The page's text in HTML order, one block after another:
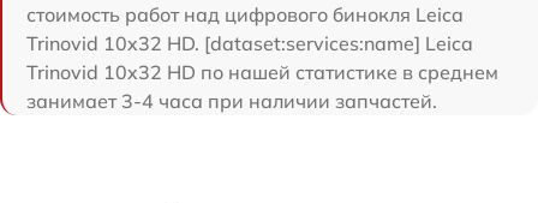
стоимость работ над цифрового бинокля Leica
Trinovid 10x32 HD. [dataset:services:name] Leica
Trinovid 10x32 HD по нашей статистике в среднем
занимает 3-4 часа при наличии запчастей.